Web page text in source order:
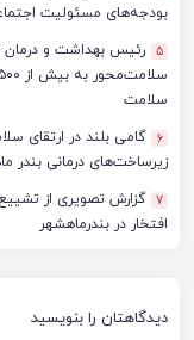
بودجه‌های مسئولیت
5 رئیس بهداشت و درمان
سلامت
6
گامی بلند در ارتقای
زیرساخت‌های درمانی بندر
7 گزارش تصویری از
افتخار در بندرماهشهر
دیدگاهتان را بنویسید